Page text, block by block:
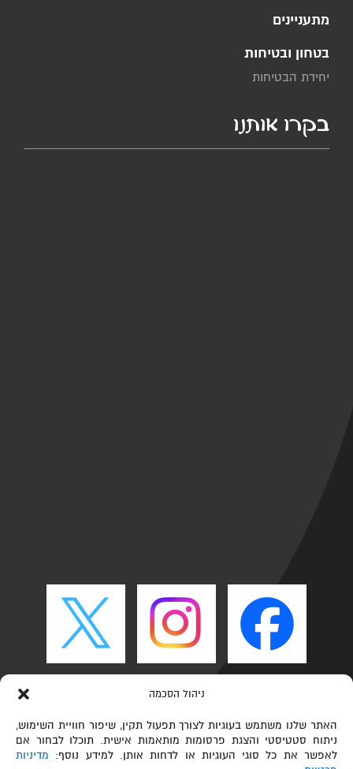
ניהול הסכמה
האתר שלנו משתמש בעוגיות לצורך תפעול תקין, שיפור חוויית השימוש,
ניתוח סטטיסטי והצגת פרסומות מותאמות אישית. תוכלו לבחור אם
לאפשר את כל סוגי העוגיות או לדחות אותן. למידע נוסף: מדיניות
מתעניינים
בטחון ובטיחות
יחידת הבטיחות
בקרו אותנו